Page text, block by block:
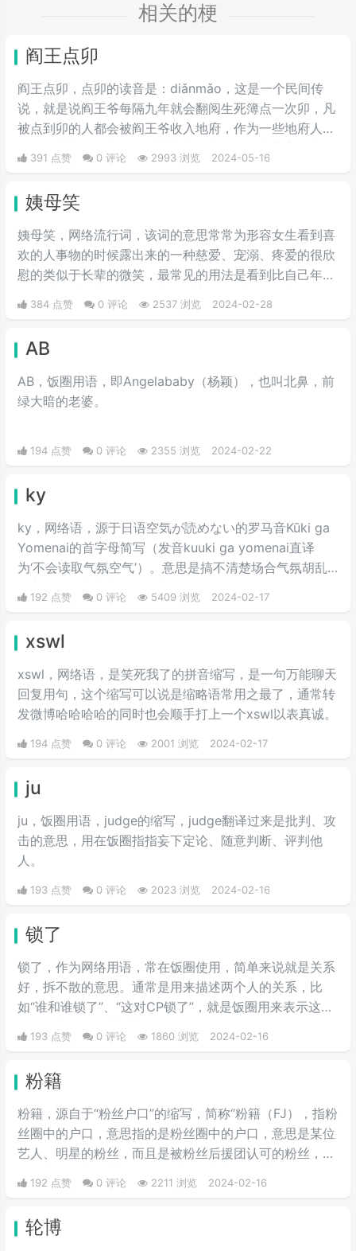
相关的梗
阎王点卯
阎王点卯，点卯的读音是：diǎnmǎo，这是一个民间传
说，就是说阎王爷每隔九年就会翻阅生死簿点一次卯，凡
被点到卯的人都会被阎王爷收入地府，作为一些地府人
员。在地府报道上，最近被大家用视频的形式完美的演绎
了出来。
391 点赞 0 评论 2993 浏览 2024-05-16
姨母笑
姨母笑，网络流行词，该词的意思常常为形容女生看到喜
欢的人事物的时候露出来的一种慈爱、宠溺、疼爱的很欣
慰的类似于长辈的微笑，最常见的用法是看到比自己年轻
的男爱豆时露出的花痴笑来，对方很可爱很招人喜欢。简
单说来就是当花痴女‌‌‌‌‌‌生看到小鲜肉爱豆时露出的贪婪宠
年长。
384 点赞 0 评论 2537 浏览 2024-02-28
AB
AB，饭圈用语，即Angelababy（杨颖），也叫北鼻，前
绿大暗的老婆。​
194 点赞 0 评论 2355 浏览 2024-02-22
ky
ky，网络语，源于日语空気が読めない的罗马音Kūki ga
Yomenai的首字母简写（发音kuuki ga yomenai直译
为‘不会读取气氛空气’）。意思是搞不清楚场合气氛胡乱
发言而扫了大家兴致的行为。
192 点赞 0 评论 5409 浏览 2024-02-17
xswl
xswl，网络语，是笑死我了的拼音缩写，是一句万能聊天
回复用句，这个缩写可以说是缩略语常用之最了，通常转
发微博哈哈哈哈的同时也会顺手打上一个xswl以表真诚。
194 点赞 0 评论 2001 浏览 2024-02-17
ju
ju，饭圈用语，judge的缩写，judge翻译过来是批判、攻
击的意思，用在饭圈指指妄下定论、随意判断、评判他
人。
193 点赞 0 评论 2023 浏览 2024-02-16
锁了
锁了，作为网络用语，常在饭圈使用，简单来说就是关系
好，拆不散的意思。通常是用来描述两个人的关系，比
如“谁和谁锁了”、“这对CP锁了”，就是饭圈用来表示这两
个人情谊很深，关系十分好，锁住了，拆不散了。
193 点赞 0 评论 1860 浏览 2024-02-16
粉籍
粉籍，源自于“粉丝户口”的缩写，简称“粉籍（FJ），指粉
丝圈中的户口，意思指的是粉丝圈中的户口，意思是某位
艺人、明星的粉丝，而且是被粉丝后援团认可的粉丝，类
似于户口。想要获得粉籍，就需要成为一个艺人的粉丝，
并对他的作品、代言进行推广、支持，表达喜爱，直到获
192 点赞 0 评论 2211 浏览 2024-02-16
轮博